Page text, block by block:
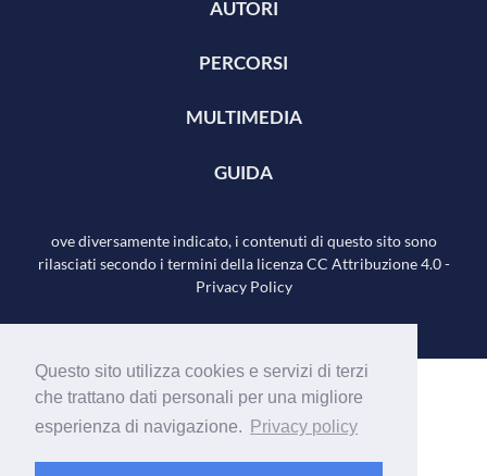
Questo sito utilizza cookies e servizi di terzi
che trattano dati personali per una migliore
esperienza di navigazione.
Privacy policy
AUTORI
PERCORSI
MULTIMEDIA
GUIDA
ove diversamente indicato, i contenuti di questo sito sono
rilasciati secondo i termini della licenza CC Attribuzione 4.0-
Privacy Policy